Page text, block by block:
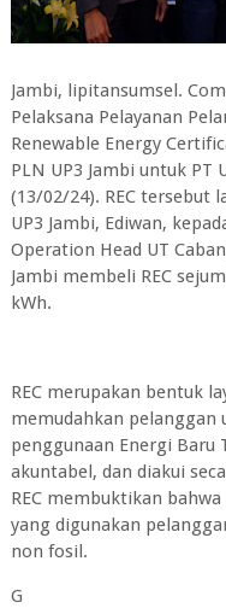
Jambi, lipitansumsel.
Pelaksana Pelayanan
Renewable Energy
PLN UP3 Jambi untuk PT
(13/02/24). REC tersebut
UP3 Jambi, Ediwan,
Operation Head UT
Jambi membeli REC
kWh.
REC merupakan bentuk
memudahkan pelanggan
penggunaan Energi Baru
akuntabel, dan diakui
REC membuktikan
yang digunakan
non fosil.
G